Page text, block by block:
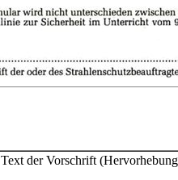
Text der Vorschrift